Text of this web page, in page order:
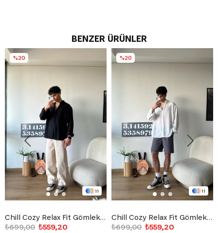
BENZER ÜRÜNLER
11
Chill Cozy Relax Fit Gömlek Siyah
₺559,20
₺699,00
%20
11
Chill Cozy Relax Fit Gömlek Beyaz
₺559,20
₺699,00
%20